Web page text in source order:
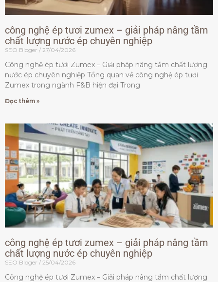
công nghệ ép tươi zumex – giải pháp nâng tầm
chất lượng nước ép chuyên nghiệp
SEO Bloger 27/04/2026
Công nghệ ép tươi Zumex – Giải pháp nâng tầm chất lượng
nước ép chuyên nghiệp Tổng quan về công nghệ ép tươi
Zumex trong ngành F&B hiện đại Trong
Đọc thêm »
công nghệ ép tươi zumex – giải pháp nâng tầm
chất lượng nước ép chuyên nghiệp
SEO Bloger 25/04/2026
Công nghệ ép tươi Zumex – Giải pháp nâng tầm chất lượng